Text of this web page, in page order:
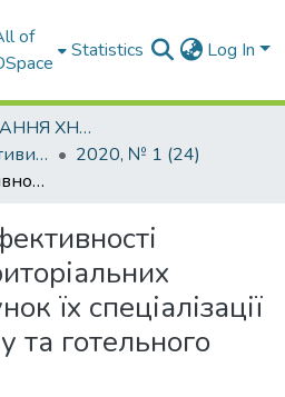
of
Statistics Log In
НАУКОВІ ВИДАННЯ ХНАДУ
Проблеми і перспективи розвитку підприємництва
2020, № 1 (24)
Підвищення ефективності об'єднаних територіальних громад за рахунок їх спеціалізації в сфері туризму та готельного господарства
їх спеціалізації
та готельного